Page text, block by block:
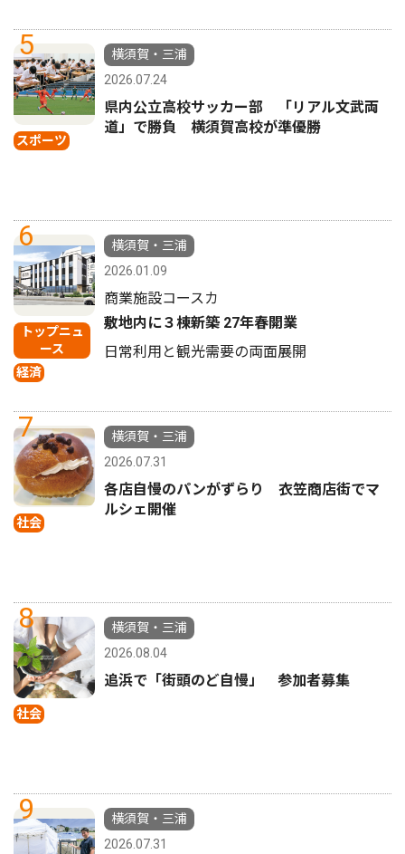
5
スポーツ
横須賀・三浦
2026.07.24
県内公立高校サッカー部 「リアル文武両
道」で勝負 横須賀高校が準優勝
6
トップニュ
ース
経済
横須賀・三浦
2026.01.09
商業施設コースカ
敷地内に３棟新築 27年春開業
日常利用と観光需要の両面展開
7
社会
横須賀・三浦
2026.07.31
各店自慢のパンがずらり 衣笠商店街でマ
ルシェ開催
8
社会
横須賀・三浦
2026.08.04
追浜で「街頭のど自慢」 参加者募集
9
横須賀・三浦
2026.07.31